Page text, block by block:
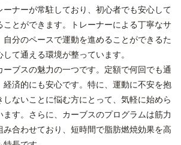
ーナーが常駐しており、初心者でも安心して
ことができます。トレーナーによる丁寧なサ
自分のペースで運動を進めることができるた
て通える環境が整っています。
ーブスの魅力の一つです。定額で何回でも通
経済的にも安心です。特に、運動に不安を抱
しないことに悩む方にとって、気軽に始めら
す。さらに、カーブスのプログラムは筋力
合わせており、短時間で脂肪燃焼効果を高